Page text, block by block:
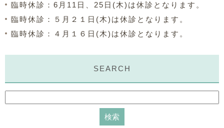
臨時休診：6月11日、25日(木)は休診となります。
臨時休診：５月２１日(木)は休診となります。
臨時休診：４月１６日(木)は休診となります。
SEARCH